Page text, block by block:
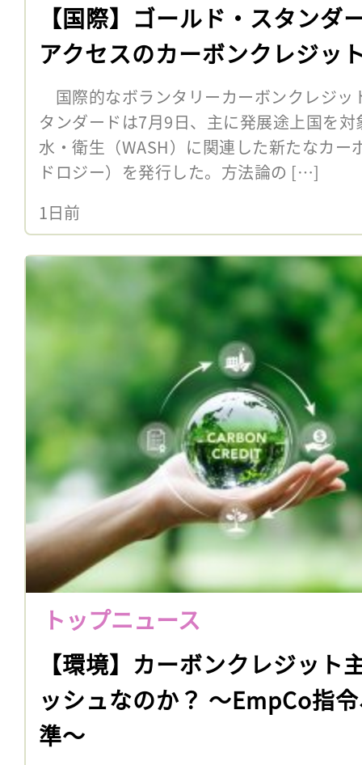
【国際】ゴールド・スタンダ
アクセスのカーボンクレジッ
国際的なボランタリーカーボンクレジッ
タンダードは7月9日、主に発展途上国を
水・衛生（WASH）に関連した新たなカー
ドロジー）を発行した。方法論の […]
1日前
トップニュース
【環境】カーボンクレジット
ッシュなのか？ 〜EmpCo指
準〜